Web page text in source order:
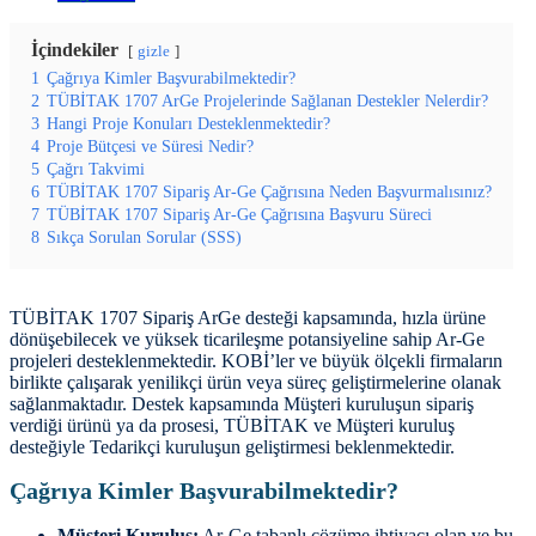
İçindekiler gizle
1 Çağrıya Kimler Başvurabilmektedir?
2 TÜBİTAK 1707 ArGe Projelerinde Sağlanan Destekler Nelerdir?
3 Hangi Proje Konuları Desteklenmektedir?
4 Proje Bütçesi ve Süresi Nedir?
5 Çağrı Takvimi
6 TÜBİTAK 1707 Sipariş Ar-Ge Çağrısına Neden Başvurmalısınız?
7 TÜBİTAK 1707 Sipariş Ar-Ge Çağrısına Başvuru Süreci
8 Sıkça Sorulan Sorular (SSS)
TÜBİTAK 1707 Sipariş ArGe desteği kapsamında, hızla ürüne
dönüşebilecek ve yüksek ticarileşme potansiyeline sahip Ar-Ge
projeleri desteklenmektedir. KOBİ’ler ve büyük ölçekli firmaların
birlikte çalışarak yenilikçi ürün veya süreç geliştirmelerine olanak
sağlanmaktadır. Destek kapsamında Müşteri kuruluşun sipariş
verdiği ürünü ya da prosesi, TÜBİTAK ve Müşteri kuruluş
desteğiyle Tedarikçi kuruluşun geliştirmesi beklenmektedir.
Çağrıya Kimler Başvurabilmektedir?